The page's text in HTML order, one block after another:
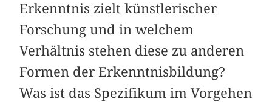
Erkenntnis zielt künstlerischer
Forschung und in welchem
Verhältnis stehen diese zu anderen
Formen der Erkenntnisbildung?
Was ist das Spezifikum im Vorgehen